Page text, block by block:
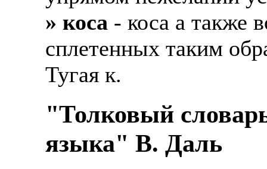
» коса - коса а также
сплетенных таким
Тугая к.
"Толковый
языка" В. Даль